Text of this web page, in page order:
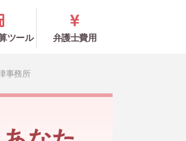
ツール 弁護士費用
事務所